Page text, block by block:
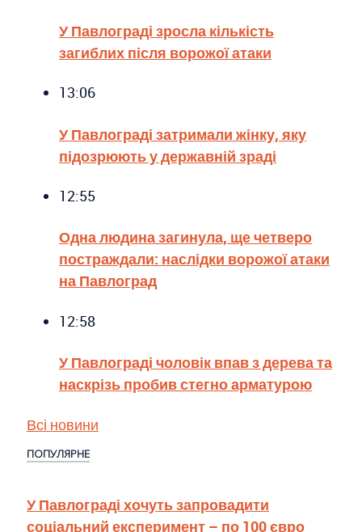
У Павлограді зросла кількість
загиблих після ворожої атаки
13:06
У Павлограді затримали жінку, яку
підозрюють у державній зраді
12:55
Одна людина загинула, ще четверо
постраждали: наслідки ворожої атаки
на Павлоград
12:58
У Павлограді чоловік впав з дерева та
наскрізь пробив стегно арматурою
Всі новини
ПОПУЛЯРНЕ
У Павлограді хочуть запровадити
соціальний експеримент – по 100 євро